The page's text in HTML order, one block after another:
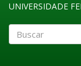
UNIVERSIDADE